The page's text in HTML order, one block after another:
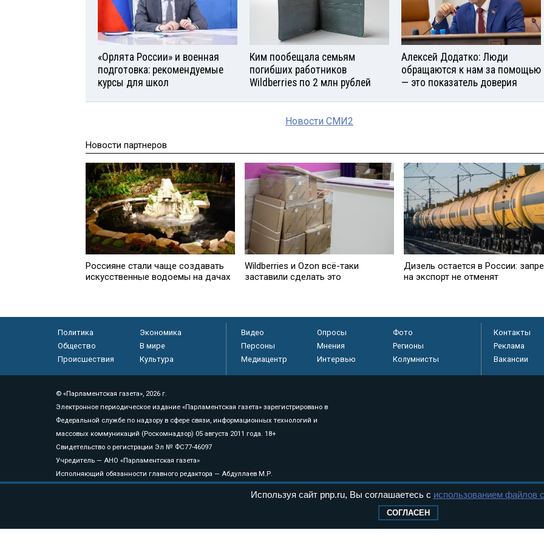
«Орлята России» и военная
подготовка: рекомендуемые
курсы для школ
Ким пообещала семьям
погибших работников
Wildberries по 2 млн рублей
Алексей Додатко: Люди
обращаются к нам за помощью
— это показатель доверия
Новости СМИ2
Новости партнеров
Россияне стали чаще создавать
искусственные водоемы на дачах
Wildberries и Ozon всё-таки
заставили сделать это
Дизель остается в России:
на экспорт не отменят
Политика
Экономика
Общество
В мире
Происшествия
Культура
Видео Опросы
Фото
Персоны
Мнения
Регионы
Медиацентр
Интервью Колумнисты
Контакты
Реклама
Вакансии
© «Парламентская газета», 2026 г.
Электронное периодическое издание «Парламентская газета» зарегистрировано в
Федеральной службе по надзору в сфере связи, информационных технологий и
массовых коммуникаций (Роскомнадзор) 05 августа 2011 года. 18+
Свидетельство о регистрации Эл № ФС77-46097
Учредитель — АНО «Парламентская газета»
Исполняющий обязанности главного редактора — Абдуллаев М.Р.
«Парламентская газета» - официальное еженедельное издание Федерального Собрания РФ. Издается с 1997 года. Учредители газеты -
федеральных конституционных законов, федеральных законов и актов палат Федерального Собрания. «Парламентская газета» имеет пункты
Сайт «Парламентской газеты» - это оперативные новости и достоверная информация о принимаемых в стране законах и деятельности депутатов
Используя сайт pnp.ru, Вы соглашаетесь с использованием файлов
СОГЛАСЕН